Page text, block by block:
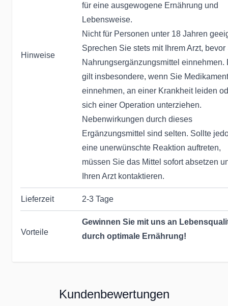
Hinweise
für eine ausgewogene Ernährung und
Lebensweise.
Nicht für Personen unter 18 Jahren
Sprechen Sie stets mit Ihrem Arzt, bevor
Nahrungsergänzungsmittel einnehmen.
gilt insbesondere, wenn Sie
einnehmen, an einer Krankheit leiden
sich einer Operation unterziehen.
Nebenwirkungen durch dieses
Ergänzungsmittel sind selten. Sollte
eine unerwünschte Reaktion auftreten,
müssen Sie das Mittel sofort absetzen
Ihren Arzt kontaktieren.
Lieferzeit 2-3 Tage
Vorteile
Gewinnen Sie mit uns an
durch optimale Ernährung!
Kunden zu optimieren:
Kundenbewertungen